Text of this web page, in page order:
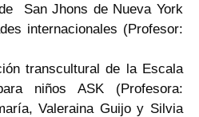
San Jhons de Nueva York
internacionales (Profesor:
transcultural de la Escala
niños ASK (Profesora:
Valeraina Guijo y Silvia